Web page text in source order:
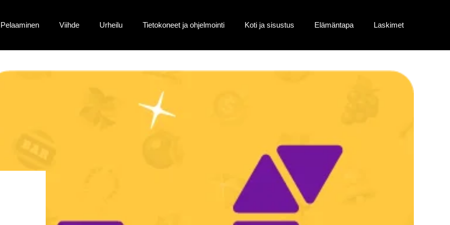
Pelaaminen Viihde Urheilu Tietokoneet ja ohjelmointi Koti ja sisustus Elämäntapa Laskimet